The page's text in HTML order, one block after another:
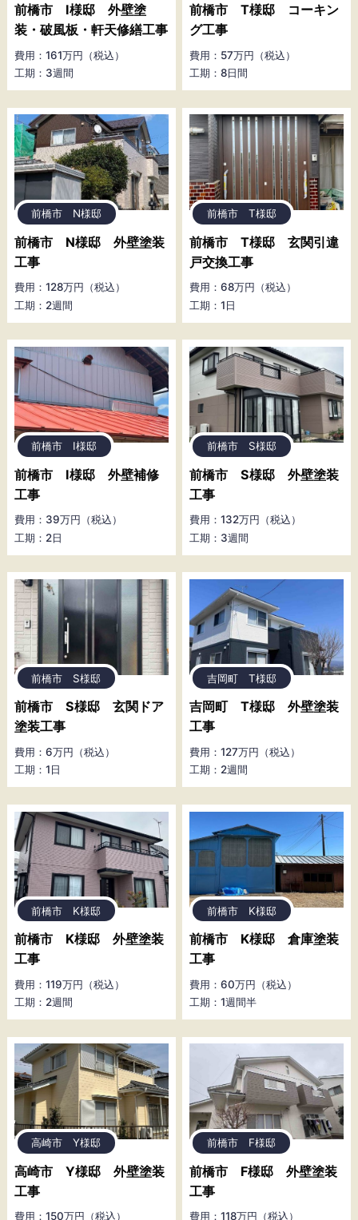
前橋市 I様邸 外壁塗
装・破風板・軒天修繕工事
費用：161万円（税込）
工期：3週間
前橋市 T様邸 コーキン
グ工事
費用：57万円（税込）
工期：8日間
前橋市 N様邸
前橋市 N様邸 外壁塗装
工事
費用：128万円（税込）
工期：2週間
前橋市 T様邸
前橋市 T様邸 玄関引違
戸交換工事
費用：68万円（税込）
工期：1日
前橋市 I様邸
前橋市 I様邸 外壁補修
工事
費用：39万円（税込）
工期：2日
前橋市 S様邸
前橋市 S様邸 外壁塗装
工事
費用：132万円（税込）
工期：3週間
前橋市 S様邸
前橋市 S様邸 玄関ドア
塗装工事
費用：6万円（税込）
工期：1日
吉岡町 T様邸
吉岡町 T様邸 外壁塗装
工事
費用：127万円（税込）
工期：2週間
前橋市 K様邸
前橋市 K様邸 外壁塗装
工事
費用：119万円（税込）
工期：2週間
前橋市 K様邸
前橋市 K様邸 倉庫塗装
工事
費用：60万円（税込）
工期：1週間半
高崎市 Y様邸
高崎市 Y様邸 外壁塗装
工事
費用：150万円（税込）
前橋市 F様邸
前橋市 F様邸 外壁塗装
工事
費用：118万円（税込）